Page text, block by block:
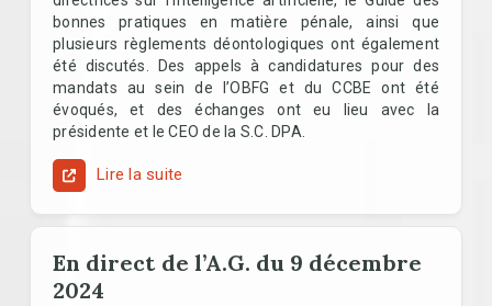
bonnes pratiques en matière pénale, ainsi que
plusieurs règlements déontologiques ont également
été discutés. Des appels à candidatures pour des
mandats au sein de l’OBFG et du CCBE ont été
évoqués, et des échanges ont eu lieu avec la
présidente et le CEO de la S.C. DPA.
Lire la suite
En direct de l’A.G. du 9 décembre
2024